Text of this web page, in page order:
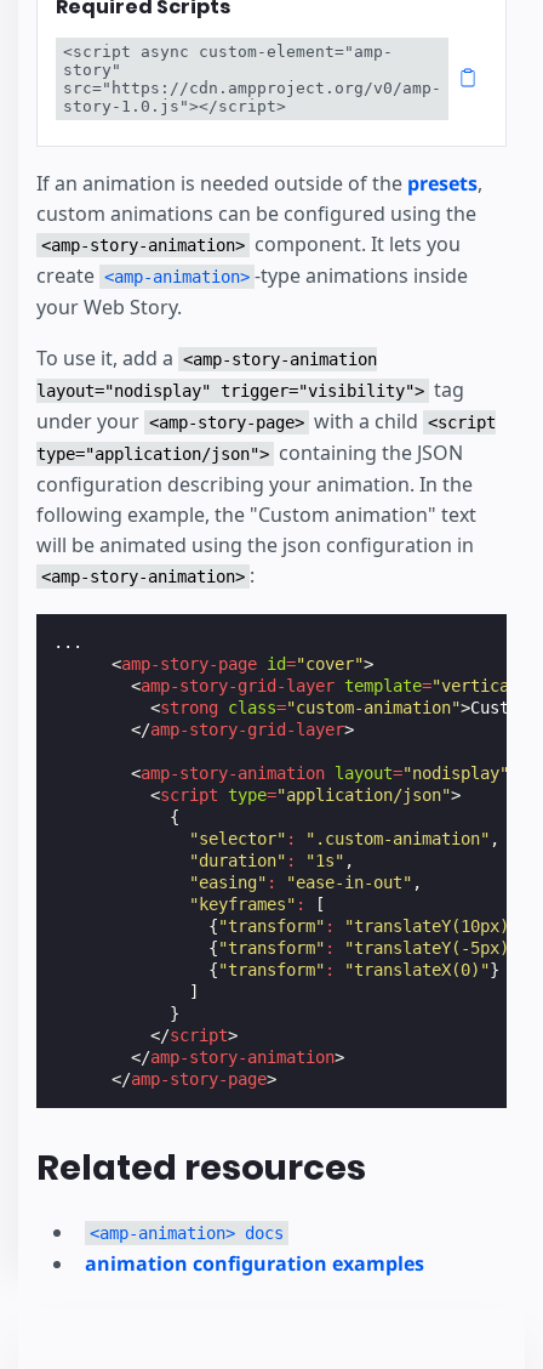
Required Scripts
<script async custom-element="amp-
story"
src="https://cdn.ampproject.org/v0/amp-
story-1.0.js"></script>
If an animation is needed outside of the presets,
custom animations can be configured using the
<amp-story-animation> component. It lets you
create <amp-animation> -type animations inside
your Web Story.
To use it, add a <amp-story-animation
layout="nodisplay" trigger="visibility"> tag
under your <amp-story-page> with a child <script
type="application/json"> containing the JSON
configuration describing your animation. In the
following example, the "Custom animation" text
will be animated using the json configuration in
<amp-story-animation> :
...
<amp-story-page id="cover">
<amp-story-grid-layer template="vertical"
<strong class="custom-animation">Custom
</amp-story-grid-layer>
<amp-story-animation layout="nodisplay"
<script type="application/json">
{
"selector" : ".custom-animation" ,
"duration" : "1s" ,
"easing" : "ease-in-out" ,
"keyframes" :
[
{"transform" : "translateY(10px)"
{"transform" : "translateY(-5px)"
{"transform" : "translateX(0)"}
]
}
</script>
</amp-story-animation>
</amp-story-page>
Related resources
<amp-animation> docs
animation configuration examples